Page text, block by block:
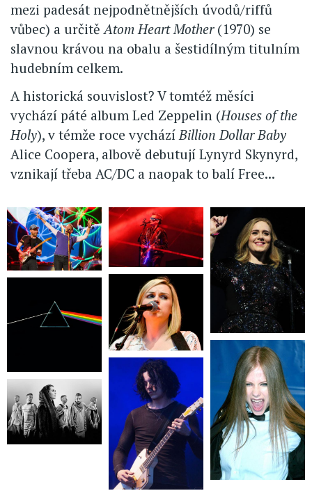
mezi padesát nejpodnětnějších úvodů/riffů
vůbec) a určitěAtom Heart Mother(1970) se
slavnou krávou na obalu a šestidílným titulním
hudebním celkem.
A historická souvislost? V tomtéž měsíci
vychází páté album Led Zeppelin (Houses of the
Holy), v témže roce vycházíBillion Dollar Baby
Alice Coopera, albově debutují Lynyrd Skynyrd,
vznikají třeba AC/DC a naopak to balí Free...